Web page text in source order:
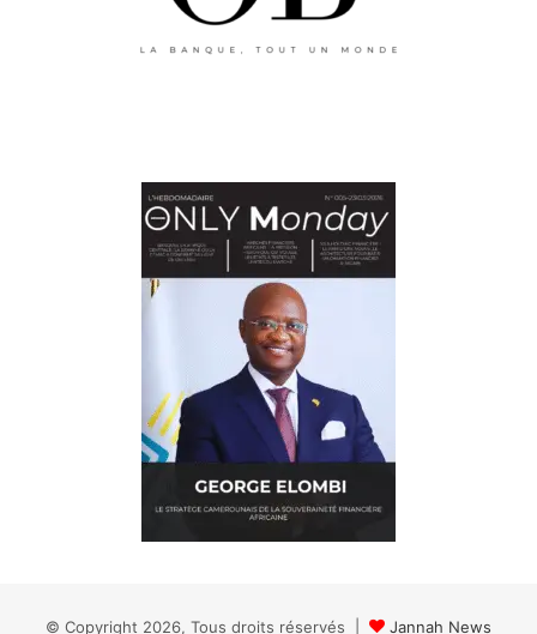
© Copyright 2026, Tous droits réservés | Jannah News